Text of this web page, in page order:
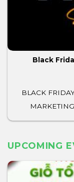
Black
BLACK
UPCOMING